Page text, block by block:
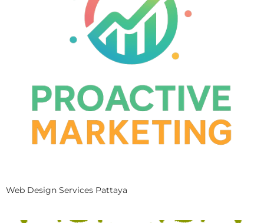
Web Design Services Pattaya